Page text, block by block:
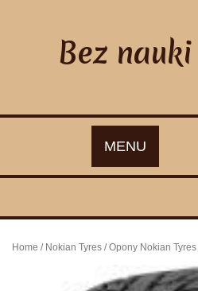
Bez nauki
MENU
Home / Nokian Tyres / Opony Nokian